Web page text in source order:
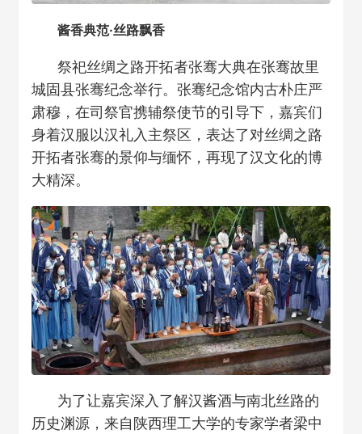
酱香典范·丝路飘香
祭祀丝绸之路开拓者张骞大典在张骞故里
城固县张骞纪念举行。张骞纪念馆内古朴庄严
肃穆，在司祭官携辅祭使节的引导下，嘉宾们
身着汉服以汉礼入主祭区，表达了对丝绸之路
开拓者张骞的景仰与缅怀，再现了汉文化的博
大精深。
为了让嘉宾深入了解汉酱酒与南北丝路的
历史渊源，来自陕西理工大学的专家学者梁中